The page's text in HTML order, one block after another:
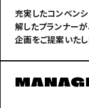
充実したコンベン
解したプランナー
企画をご提案いたし